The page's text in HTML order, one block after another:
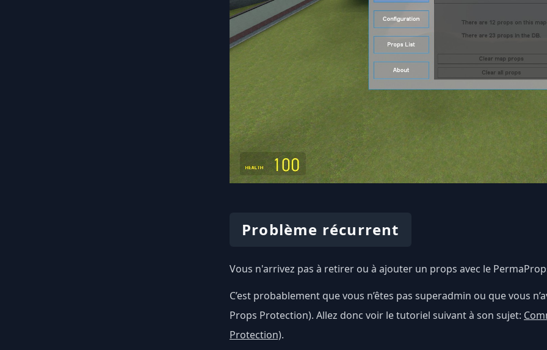
Problème récurrent
Vous n'arrivez pas à retirer ou à ajouter un props avec le
C’est probablement que vous n’êtes pas superadmin ou que vous
Props Protection). Allez donc voir le tutoriel suivant à son sujet:
Protection).